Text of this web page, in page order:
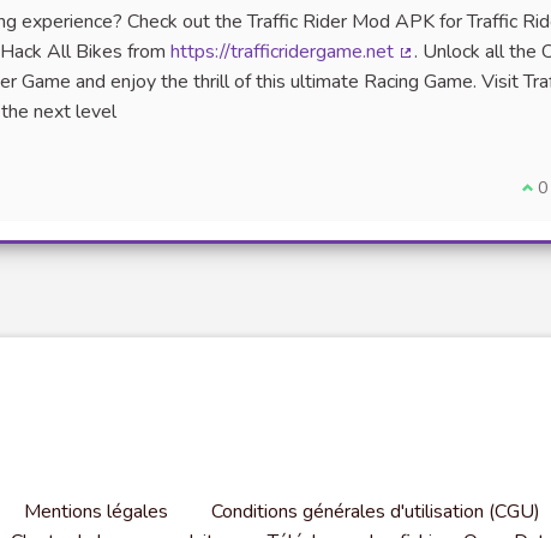
experience? Check out the Traffic Rider Mod APK for Traffic
All Bikes from https://trafficridergame.net
(Lien externe)
. Unlock all the
Game and enjoy the thrill of this ultimate Racing Game. Visit
next level
Je0
Mentions légales
Conditions générales d'utilisation (CGU)